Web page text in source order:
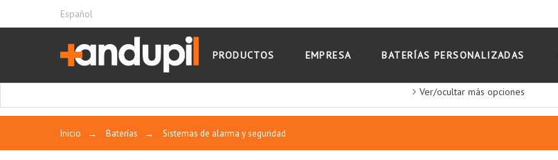
Español
PRODUCTOS EMPRESA BATERÍAS PERSONALIZADAS
Ver/ocultar más opciones
Inicio → Baterías → Sistemas de alarma y seguridad